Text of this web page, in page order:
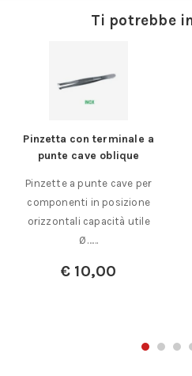
Ti potrebbe
Pinzetta con terminale a
punte cave oblique
Pinzette a punte cave per
componenti in posizione
orizzontali capacità utile
Ø……
€ 10,00